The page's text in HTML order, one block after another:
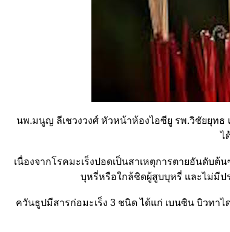
นพ.มนูญ ลีเชวงวงศ์ หัวหน้าห้องไอซียู รพ.วิชัยยุท
ไ
เนื่องจากโรคมะเร็งปอดเป็นสาเหตุการตายอันดับ
บุหรี่หรือใกล้ชิดผู้สูบบุหรี่ และไม่มีป
ควันธูปมีสารก่อมะเร็ง 3 ชนิด ได้แก่ เบนซิน บิวทาไ